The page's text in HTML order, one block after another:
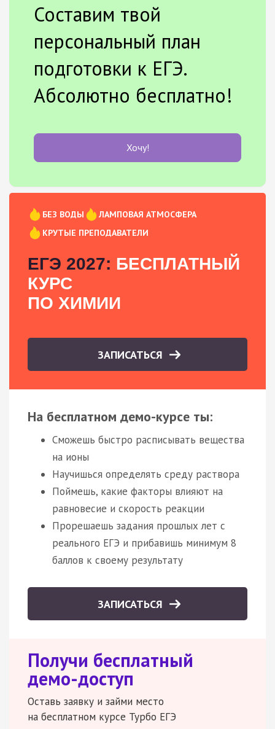
Составим твой
персональный план
подготовки к ЕГЭ.
Абсолютно бесплатно!
Хочу!
БЕЗ ВОДЫ
ЛАМПОВАЯ АТМОСФЕРА
КРУТЫЕ ПРЕПОДАВАТЕЛИ
ЕГЭ 2027: БЕСПЛАТНЫЙ
КУРС
ПО ХИМИИ
ЗАПИСАТЬСЯ
На бесплатном демо-курсе ты:
Сможешь быстро расписывать вещества
на ионы
Научишься определять среду раствора
Поймешь, какие факторы влияют на
равновесие и скорость реакции
Прорешаешь задания прошлых лет с
реального ЕГЭ и прибавишь минимум 8
баллов к своему результату
ЗАПИСАТЬСЯ
Получи бесплатный
демо-доступ
Оставь заявку и займи место
на бесплатном курсе Турбо ЕГЭ